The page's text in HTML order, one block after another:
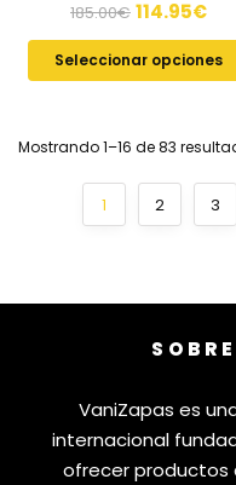
185.00€ 114.95€
Seleccionar opciones
Mostrando 1–16 de 83
1 2 3
VaniZapas es
internacional
ofrecer productos